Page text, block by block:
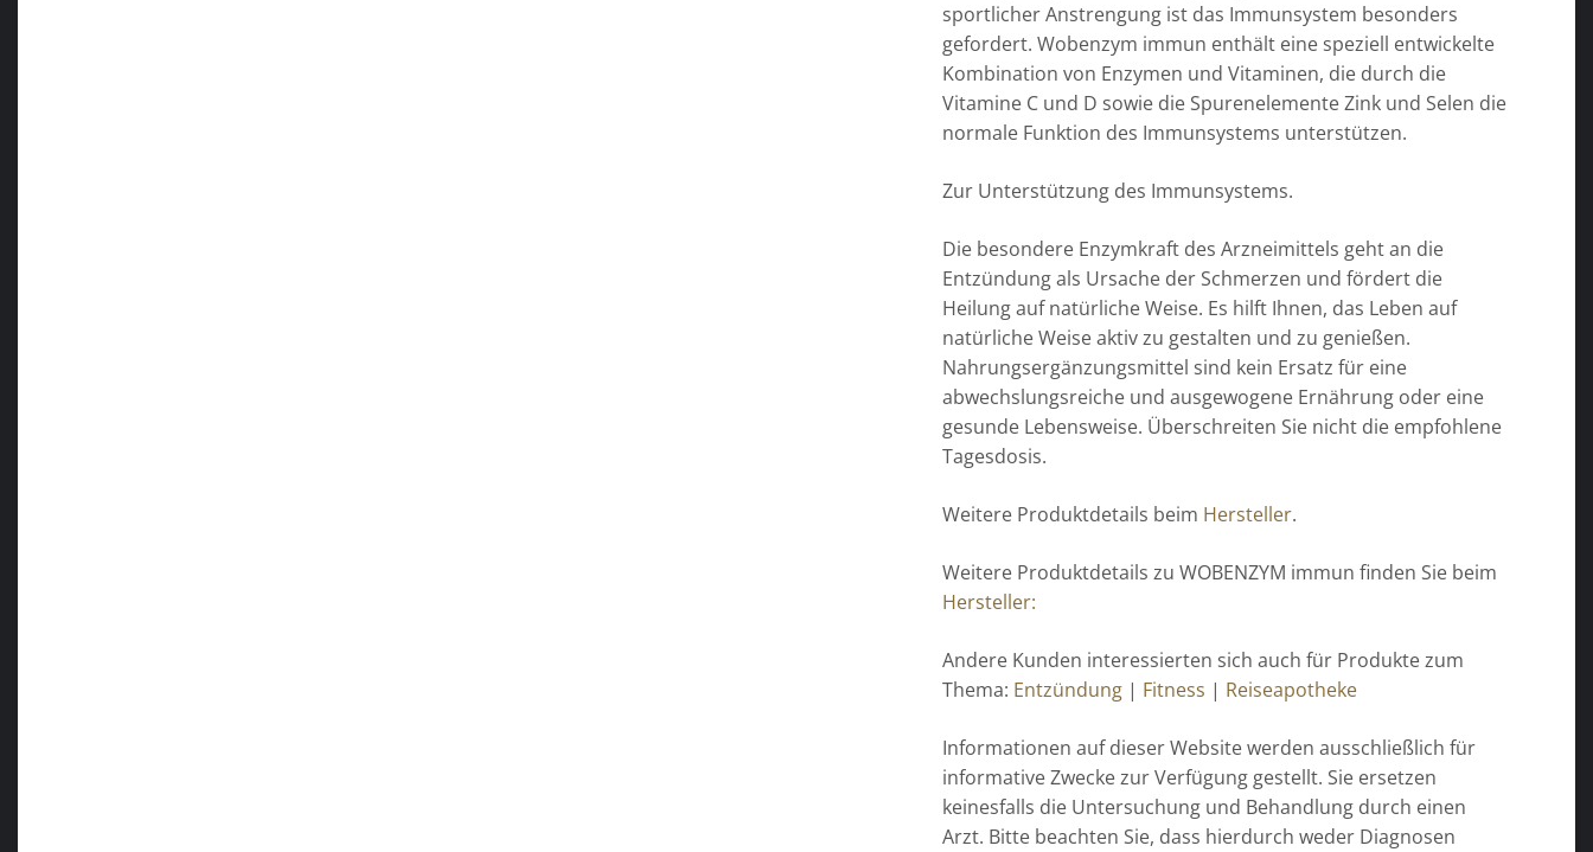
sportlicher Anstrengung ist das Immunsystem besonders
gefordert. Wobenzym immun enthält eine speziell entwickelte
Kombination von Enzymen und Vitaminen, die durch die
Vitamine C und D sowie die Spurenelemente Zink und Selen die
normale Funktion des Immunsystems unterstützen.
Zur Unterstützung des Immunsystems.
Die besondere Enzymkraft des Arzneimittels geht an die
Entzündung als Ursache der Schmerzen und fördert die
Heilung auf natürliche Weise. Es hilft Ihnen, das Leben auf
natürliche Weise aktiv zu gestalten und zu genießen.
Nahrungsergänzungsmittel sind kein Ersatz für eine
abwechslungsreiche und ausgewogene Ernährung oder eine
gesunde Lebensweise. Überschreiten Sie nicht die empfohlene
Tagesdosis.
Weitere Produktdetails beim Hersteller.
Weitere Produktdetails zu WOBENZYM immun finden Sie beim
Hersteller:
Andere Kunden interessierten sich auch für Produkte zum
Thema: Entzündung | Fitness | Reiseapotheke
Informationen auf dieser Website werden ausschließlich für
informative Zwecke zur Verfügung gestellt. Sie ersetzen
keinesfalls die Untersuchung und Behandlung durch einen
Arzt. Bitte beachten Sie, dass hierdurch weder Diagnosen